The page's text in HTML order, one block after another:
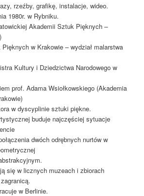
rzeźby, grafikę, instalacje, wideo.
1980r. w Rybniku.
Akademii Sztuk Pięknych –
w Krakowie – wydział malarstwa
Kultury i Dziedzictwa Narodowego w
prof. Adama Wsiołkowskiego (Akademia
w dyscyplinie sztuki piękne.
buduje najczęściej sytuacje
dwóch odrębnych nurtów w
się w licznych muzeach i zbiorach
w Berlinie.